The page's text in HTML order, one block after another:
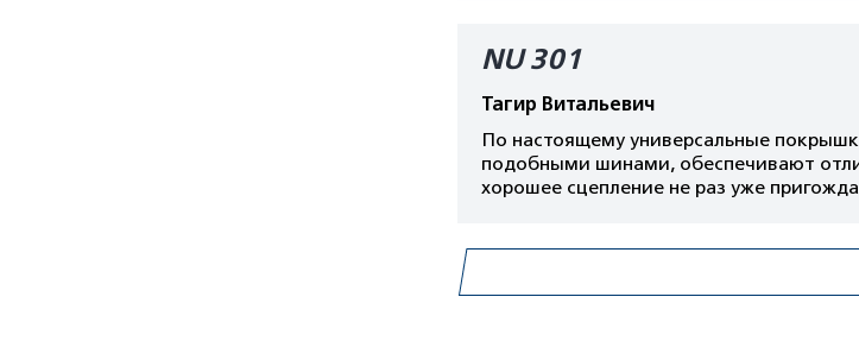
NU 301
Тагир Витальевич
По настоящему универсальные
подобными шинами, обеспечивают
хорошее сцепление не раз уже